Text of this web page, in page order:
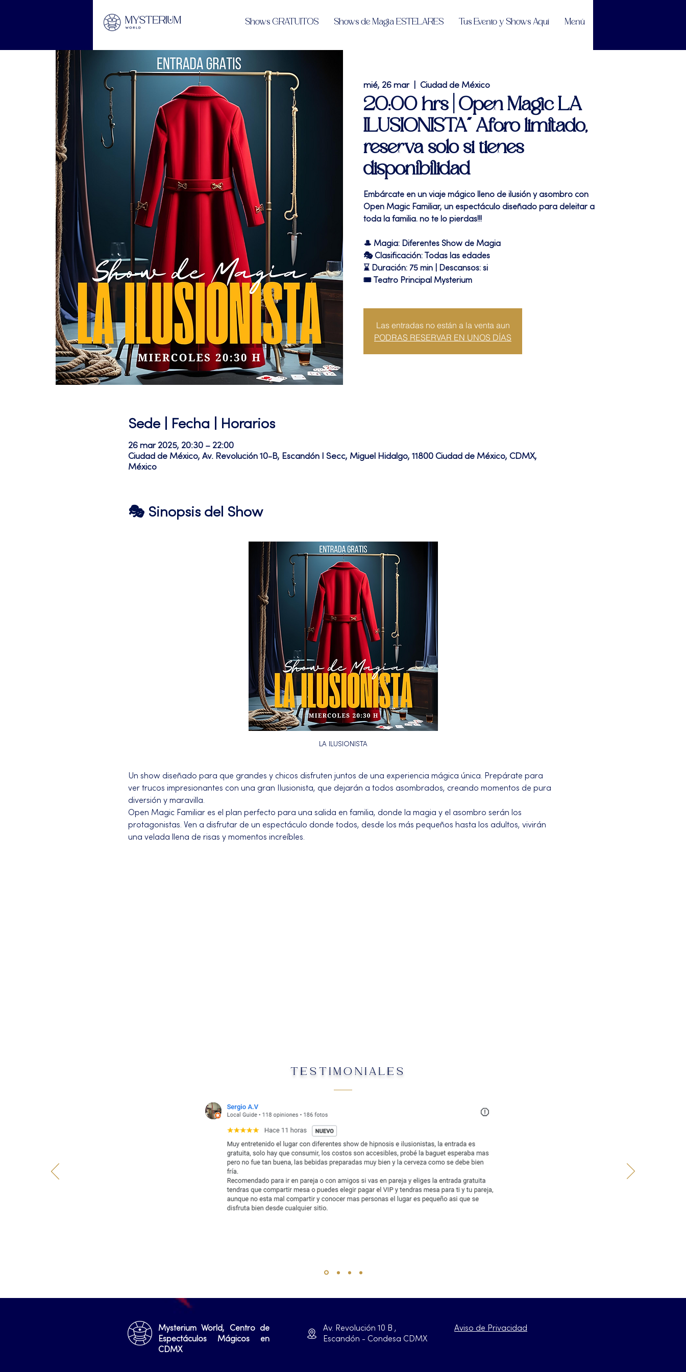
Shows GRATUITOS Shows de Magia ESTELARES Tus Evento y Shows Aquí Menú
mié, 26 mar
  |
Ciudad de México
20:00 hrs | Open Magic LA
ILUSIONISTA" Aforo limitado,
reserva solo si tienes
disponibilidad
Embárcate en un viaje mágico lleno de ilusión y asombro con
Open Magic Familiar, un espectáculo diseñado para deleitar a
toda la familia. no te lo pierdas!!!
🎩 Magia: Diferentes Show de Magia
🎭 Clasificación: Todas las edades
⌛ Duración: 75 min | Descansos: si
🎟 Teatro Principal Mysterium
Las entradas no están a la venta aun
PODRAS RESERVAR EN UNOS DÍAS
Sede | Fecha | Horarios
26 mar 2025, 20:30 – 22:00
Ciudad de México, Av. Revolución 10-B, Escandón I Secc, Miguel Hidalgo, 11800 Ciudad de México, CDMX,
México
🎭 Sinopsis del Show
LA ILUSIONISTA
Un show diseñado para que grandes y chicos disfruten juntos de una experiencia mágica única. Prepárate para
ver trucos impresionantes con una gran Ilusionista, que dejarán a todos asombrados, creando momentos de pura
diversión y maravilla.
Open Magic Familiar es el plan perfecto para una salida en familia, donde la magia y el asombro serán los
protagonistas. Ven a disfrutar de un espectáculo donde todos, desde los más pequeños hasta los adultos, vivirán
una velada llena de risas y momentos increíbles.
TESTIMONIALES
Mysterium World, Centro de
Espectáculos Mágicos en
CDMX
Av. Revolución 10 B ,
Escandón - Condesa CDMX
Aviso de Privacidad